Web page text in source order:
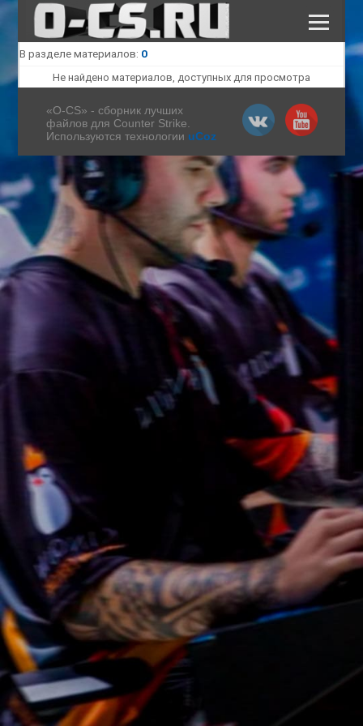
КАТАЛОГ ФАЙЛОВ
СКАЧАТЬ КС 1.6
В разделе материалов: 0
Не найдено материалов, доступных для просмотра
«O-CS» - сборник лучших
файлов для Counter Strike.
Используются технологии uCoz